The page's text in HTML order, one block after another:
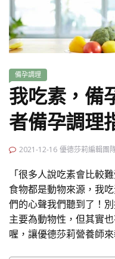
備孕調理
我吃素，備
者備孕調理
2021-12-16 優德莎莉編輯團
「很多人說吃素會比較
食物都是動物來源，我
們的心聲我們聽到了！
主要為動物性，但其實
喔，讓優德莎莉營養師